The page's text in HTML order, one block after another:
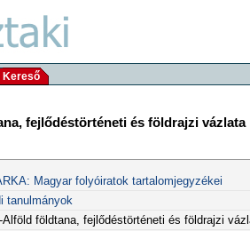
Kereső
fejlődéstörténeti és földrajzi vázlata
Magyar folyóiratok tartalomjegyzékei
tanulmányok
Alföld földtana, fejlődéstörténeti és földrajzi